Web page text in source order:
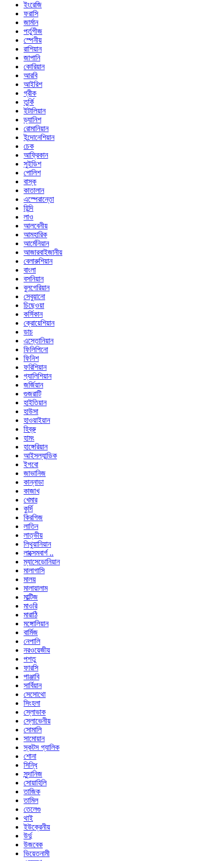
ইংরেজি
ফরাসি
জার্মান
পর্তুগীজ
স্পেনীয়
রাশিয়ান
জাপানি
কোরিয়ান
আরবি
আইরিশ
গ্রীক
তুর্কি
ইটালিয়ান
ড্যানিশ
রোমানিয়ান
ইন্দোনেশিয়ান
চেক
আফ্রিকান
সুইডিশ
পোলিশ
বাস্ক
কাতালান
এস্পেরান্তো
হিন্দি
লাও
আলবেনীয়
আমহারিক
আর্মেনিয়ান
আজারবাইজানীয়
বেলারুশিয়ান
বাংলা
বসনিয়ান
বুলগেরিয়ান
সেবুয়ানো
চিছেওয়া
কর্সিকান
ক্রোয়েশিয়ান
ডাচ
এস্তোনিয়ান
ফিলিপিনো
ফিনিশ
ফরিশিয়ান
গ্যালিশিয়ান
জর্জিয়ান
গুজরাটি
হাইতিয়ান
হাউসা
হাওয়াইয়ান
হিব্রু
হামং
হাঙ্গেরিয়ান
আইসল্যান্ডিক
ইগবো
জাভানিজ
কান্নাডা
কাজাখ
খেমার
কুর্দি
কিরগিজ
লাতিন
লাত্ভীয়
লিথুয়ানিয়ান
লাক্সেমবার্গ ..
ম্যাসেডোনিয়ান
মালাগাসি
মালয়
মালায়ালাম
মাল্টিজ
মাওরি
মারাঠি
মঙ্গোলিয়ান
বার্মিজ
নেপালি
নরওয়েজীয়
পশতু
ফারসি
পাঞ্জাবি
সার্বিয়ান
সেসোথো
সিংহলা
স্লোভাক
স্লোভেনীয়
সোমালি
সামোয়ান
স্কটস গ্যালিক
শোনা
সিন্ধি
সুন্দানিজ
সোয়াহিলি
তাজিক
তামিল
তেলেগু
থাই
ইউক্রেনীয়
উর্দু
উজবেক
ভিয়েতনামী